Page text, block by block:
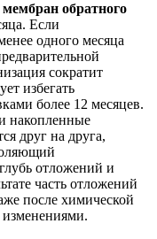
обратного
Если
одного месяца
сократит
избегать
более 12 месяцев.
накопленные
друг на друга,
отложений и
часть отложений
после химической